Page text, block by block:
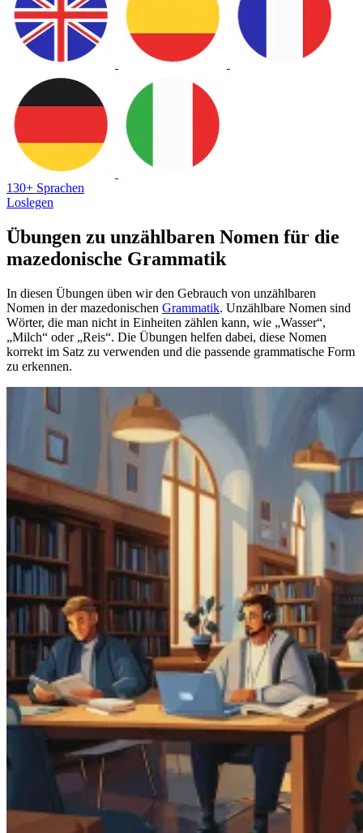
130+ Sprachen
Loslegen
Übungen zu unzählbaren Nomen für die
mazedonische Grammatik
In diesen Übungen üben wir den Gebrauch von unzählbaren
Nomen in der mazedonischen Grammatik. Unzählbare Nomen sind
Wörter, die man nicht in Einheiten zählen kann, wie „Wasser“,
„Milch“ oder „Reis“. Die Übungen helfen dabei, diese Nomen
korrekt im Satz zu verwenden und die passende grammatische Form
zu erkennen.